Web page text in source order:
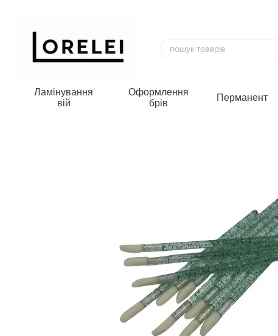
Ламінування
вій
Оформлення
брів
Перманент